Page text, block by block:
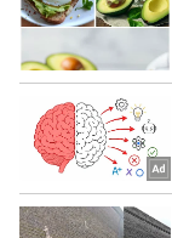
ABOUT THE
SH Sushma
ಸುವರ್ಣ
ಮೂರು
ಡಿಜಿಟಲ್‌
SDM